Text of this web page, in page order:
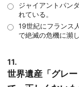
ジャイアントパン
れている。
19世紀にフランス
で絶滅の危機に瀕し
11.
世界遺産「グレ